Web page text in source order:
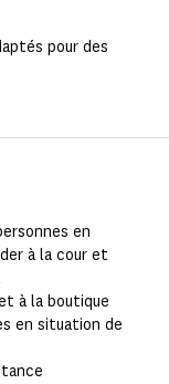
pour des
en
à la cour et
à la boutique
en situation de